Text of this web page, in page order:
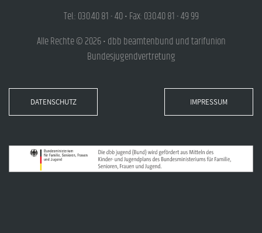
Tel.: 030.40 81 - 40 • Fax: 030.40 81 - 49 99
Alle Rechte © 2026 • dbb beamtenbund und tarifunion
Bundesjugendvertretung
DATENSCHUTZ IMPRESSUM